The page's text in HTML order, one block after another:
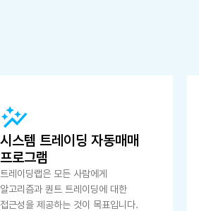
시스템 트레이딩 자동매매
프로그램
트레이딩랩은 모든 사람에게
알고리즘과 퀀트 트레이딩에 대한
접근성을 제공하는 것이 목표입니다.